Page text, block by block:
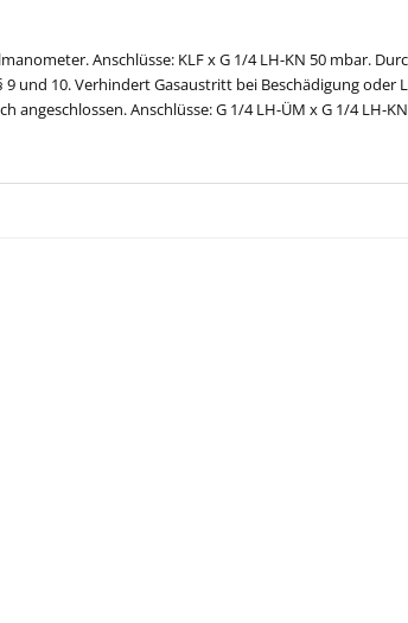
Anschlüsse: KLF x G 1/4 LH-KN 50 mbar.
und 10. Verhindert Gasaustritt bei Beschädigung oder
Anschlüsse: G 1/4 LH-ÜM x G 1/4 LH-